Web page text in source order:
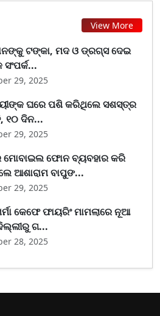
View More
ଟଙ୍କା, ମଦ ଓ ଡ୍ରଗ୍ସ ଦେଇ
29, 2025
ଘରେ ପଶି କରିଥିଲେ ସଶସ୍ତ୍ର
୧୦ ଦିନ...
29, 2025
ମୋବାଇଲ ଫୋନ ବ୍ୟବହାର କରି
ଆଶାରାମ ବାପୁଙ...
29, 2025
କେଫେ ଫାୟରିଂ ମାମଲାରେ ନୂଆ
ଗ...
28, 2025